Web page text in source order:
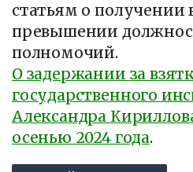
статьям о получении
превышении
полномочий.
О задержании за
государственного
Александра
осенью 2024 года.